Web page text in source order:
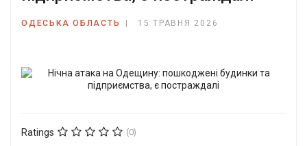
ОДЕСЬКА ОБЛАСТЬ 15 ТРАВНЯ 2026
Ratings (0)